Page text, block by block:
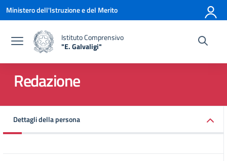
Vai ai contenuti
Vai al menu di navigazione
Vai al footer
Ministero dell'Istruzione e del Merito
Istituto Comprensivo
"E. Galvaligi"
— Visita la pagina iniziale della scuola
Redazione
Dettagli della persona